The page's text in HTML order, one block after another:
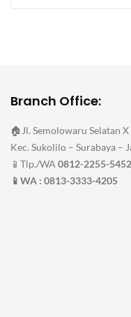
adalah:
Branch Office:
🏠Jl. Semolowaru Selatan X
Kec. Sukolilo – Surabaya –
📱Tlp./WA 0812-2255-5452
📱WA : 0813-3333-4205